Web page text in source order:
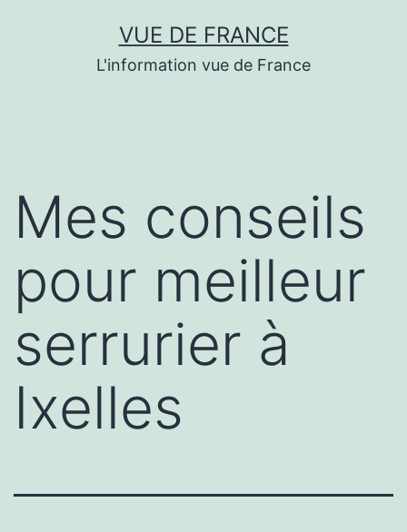
VUE DE FRANCE
L'information vue de France
Mes conseils
pour meilleur
serrurier à
Ixelles